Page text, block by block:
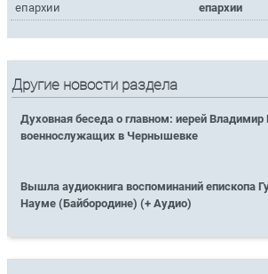
епархии
епархии
Другие новости раздела
Духовная беседа о главном: иерей
военнослужащих в Чернышевке
Вышла аудиокнига воспоминаний епископа
Науме (Байбородине) (+ Аудио)